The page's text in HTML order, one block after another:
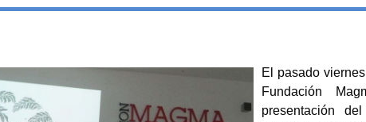
El pasado
Fundación
presentación